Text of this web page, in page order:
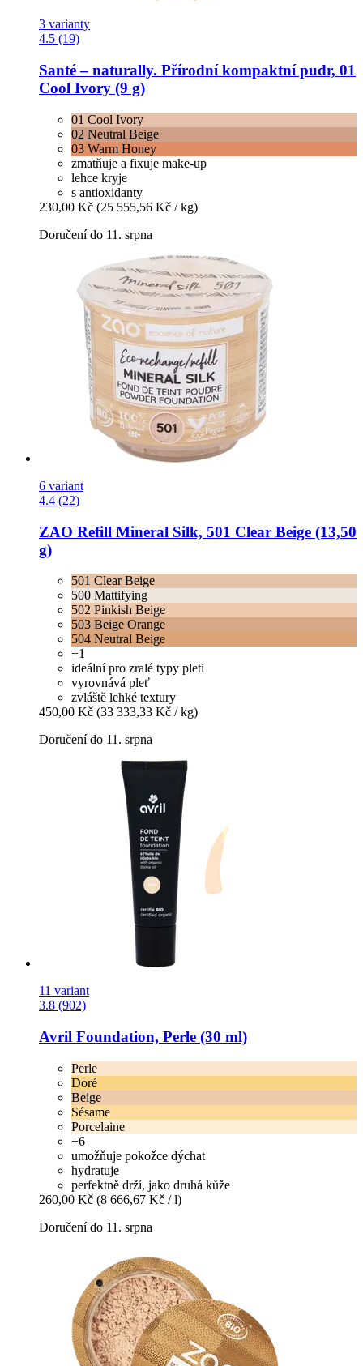
3 varianty
4.5 (19)
Santé – naturally. Přírodní kompaktní pudr, 01
Cool Ivory (9 g)
01 Cool Ivory
02 Neutral Beige
03 Warm Honey
zmatňuje a fixuje make-up
lehce kryje
s antioxidanty
230,00 Kč (25 555,56 Kč / kg)
Doručení do 11. srpna
6 variant
4.4 (22)
ZAO Refill Mineral Silk, 501 Clear Beige (13,50
g)
501 Clear Beige
500 Mattifying
502 Pinkish Beige
503 Beige Orange
504 Neutral Beige
+1
ideální pro zralé typy pleti
vyrovnává pleť
zvláště lehké textury
450,00 Kč (33 333,33 Kč / kg)
Doručení do 11. srpna
11 variant
3.8 (902)
Avril Foundation, Perle (30 ml)
Perle
Doré
Beige
Sésame
Porcelaine
+6
umožňuje pokožce dýchat
hydratuje
perfektně drží, jako druhá kůže
260,00 Kč (8 666,67 Kč / l)
Doručení do 11. srpna